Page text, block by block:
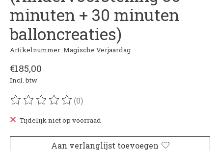
minuten + 30 minuten
balloncreaties)
Artikelnummer: Magische Verjaardag
€185,00
Incl. btw
De beoordeling van dit product is
(0)
Tijdelijk niet op voorraad
Aan verlanglijst toevoegen